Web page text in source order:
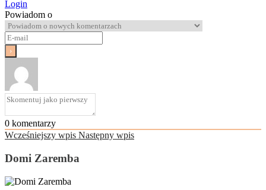
Login
Powiadom o
0 komentarzy
Wcześniejszy wpis Następny wpis
Domi Zaremba